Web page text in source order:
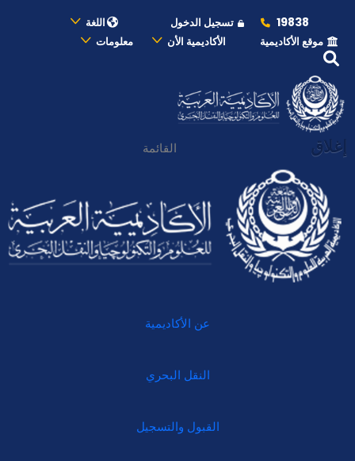
19838 تسجيل الدخول
اللغة
موقع الأكاديمية
الأكاديمية الأن معلومات
إغلاق القائمة
عن الأكاديمية
النقل البحري
القبول والتسجيل